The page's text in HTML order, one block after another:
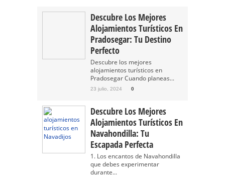
Descubre Los Mejores
Alojamientos Turísticos En
Pradosegar: Tu Destino
Perfecto
Descubre los mejores
alojamientos turísticos en
Pradosegar Cuando planeas...
23 julio, 2024 0
Descubre Los Mejores
Alojamientos Turísticos En
Navahondilla: Tu
Escapada Perfecta
1. Los encantos de Navahondilla
que debes experimentar
durante...